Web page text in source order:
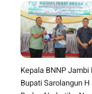
Kepala BNNP
Bupati Sarolangun